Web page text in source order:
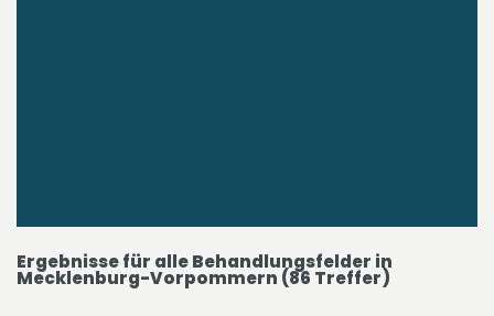
Ergebnisse für alle Behandlungsfelder in
Mecklenburg-Vorpommern (86 Treffer)